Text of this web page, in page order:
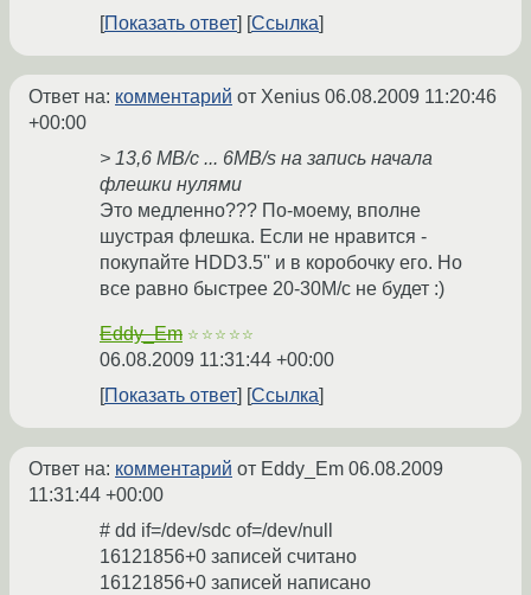
Показать ответ
Ссылка
Ответ на: комментарий от Xenius 06.08.2009 11:20:46
+00:00
> 13,6 MB/c ... 6MB/s на запись начала
флешки нулями
Это медленно??? По-моему, вполне
шустрая флешка. Если не нравится -
покупайте HDD3.5'' и в коробочку его. Но
все равно быстрее 20-30М/с не будет :)
Eddy_Em ☆☆☆☆☆
06.08.2009 11:31:44 +00:00
Показать ответ
Ссылка
Ответ на: комментарий от Eddy_Em 06.08.2009
11:31:44 +00:00
# dd if=/dev/sdc of=/dev/null
16121856+0 записей считано
16121856+0 записей написано